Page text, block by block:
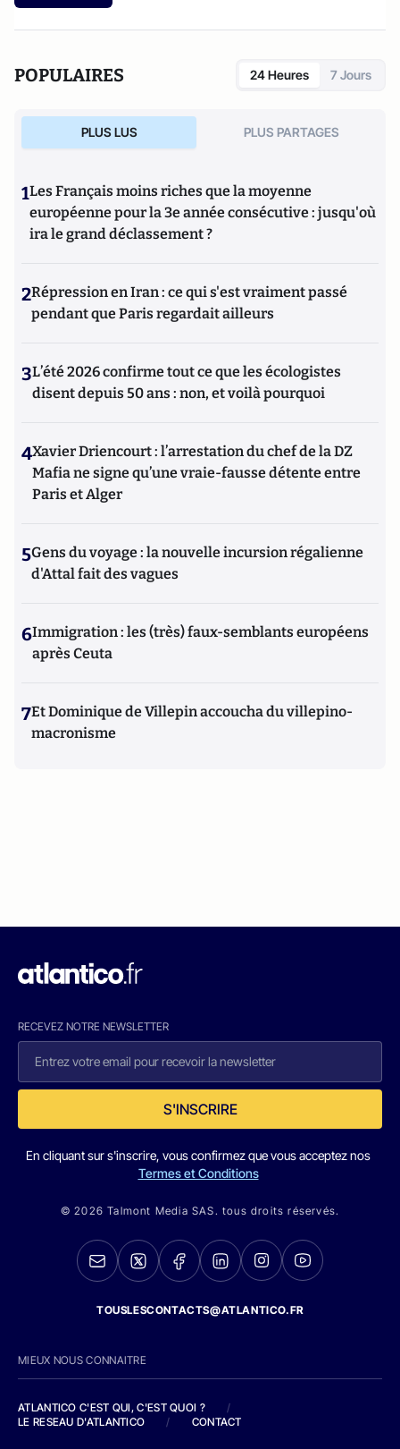
(Germina, 2010). Il est également l’auteur, avec Pierre-Henri
POPULAIRES 24 Heures 7 Jours
PLUS LUS PLUS PARTAGES
1Les Français moins riches que la moyenne
européenne pour la 3e année consécutive : jusqu'où
ira le grand déclassement ?
2Répression en Iran : ce qui s'est vraiment passé
pendant que Paris regardait ailleurs
3L’été 2026 confirme tout ce que les écologistes
disent depuis 50 ans : non, et voilà pourquoi
4Xavier Driencourt : l’arrestation du chef de la DZ
Mafia ne signe qu’une vraie-fausse détente entre
Paris et Alger
5Gens du voyage : la nouvelle incursion régalienne
d'Attal fait des vagues
6Immigration : les (très) faux-semblants européens
après Ceuta
7Et Dominique de Villepin accoucha du villepino-
macronisme
RECEVEZ NOTRE NEWSLETTER
S'INSCRIRE
En cliquant sur s'inscrire, vous confirmez que vous acceptez nos
Termes et Conditions
© 2026 Talmont Media SAS. tous droits réservés.
TOUSLESCONTACTS@ATLANTICO.FR
MIEUX NOUS CONNAITRE
ATLANTICO C'EST QUI, C'EST QUOI ?
/
LE RESEAU D'ATLANTICO
/ CONTACT